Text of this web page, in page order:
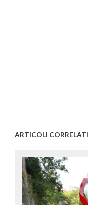
ARTICOLI CORRELATI